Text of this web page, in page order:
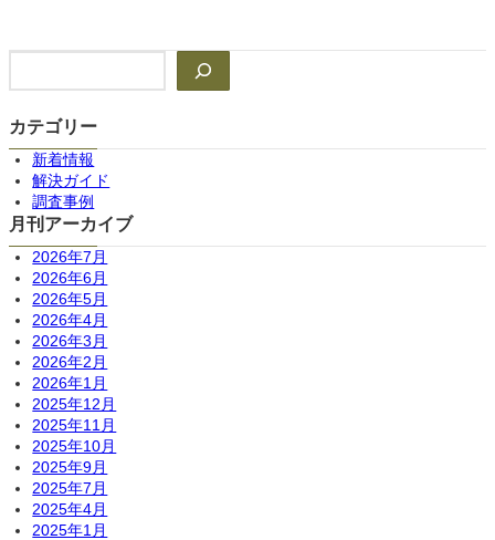
カテゴリー
新着情報
解決ガイド
調査事例
月刊アーカイブ
2026年7月
2026年6月
2026年5月
2026年4月
2026年3月
2026年2月
2026年1月
2025年12月
2025年11月
2025年10月
2025年9月
2025年7月
2025年4月
2025年1月